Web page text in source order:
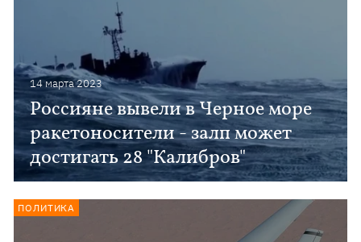
14 марта 2023
Россияне вывели в Черное море
ракетоносители - залп может
достигать 28 "Калибров"
ПОЛИТИКА